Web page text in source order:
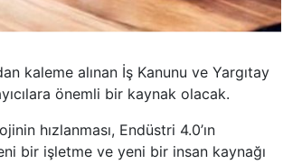
kaleme alınan İş Kanunu ve Yargıtay
önemli bir kaynak olacak.
hızlanması, Endüstri 4.0’ın
bir işletme ve yeni bir insan kaynağı